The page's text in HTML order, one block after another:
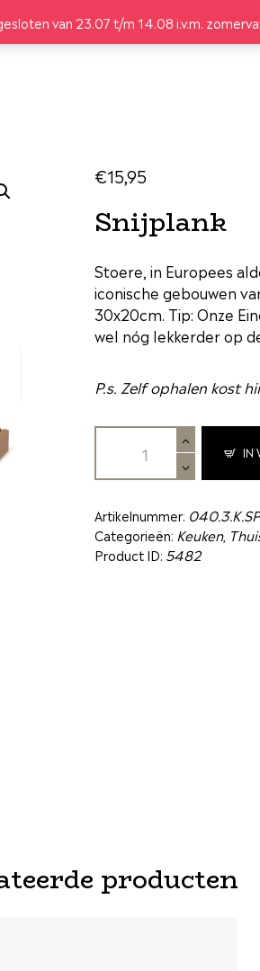
DESIGN
SETS
GIFTBOX
€15,95
Snijplank
Stoere, in Europees
iconische gebouwen
30x20cm. Tip: Onze
wel nóg lekkerder op
P.s. Zelf ophalen kost
IN
Artikelnummer: 040.3.K.SP
Categorieën: Keuken,
Product ID: 5482
producten
van 23.07 t/m 14.08 i.v.m.